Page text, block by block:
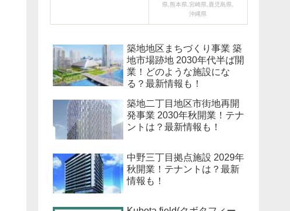
県,熊本県,宮崎県,鹿児島県,
沖縄県
築地地区まちづくり事業 築
地市場跡地 2030年代半ば開
業！どのような施設にな
る？最新情報も！
築地二丁目地区市街地再開
発事業 2030年秋開業！テナ
ントは？最新情報も！
中野三丁目拠点施設 2029年
秋開業！テナントは？最新
情報も！